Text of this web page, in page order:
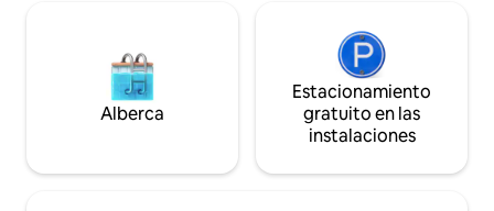
Alberca
Estacionamiento
gratuito en las
instalaciones